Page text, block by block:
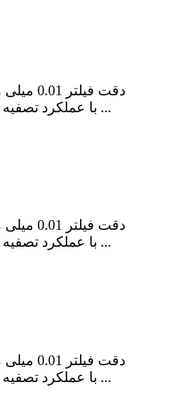
با عملکرد تصفیه آب نوع نصب حوضه عمودی نصب شده نوع دستگیره مشکی تعداد دستگیره دو دسته تعداد سوراخ برای نصب 1 سوراخ خدمات سفارشی به خدمات مشتریان ما بگویید ...
با عملکرد تصفیه آب نوع نصب حوضه عمودی نصب شده نوع دستگیره مشکی تعداد دستگیره دو دسته تعداد سوراخ برای نصب 1 سوراخ خدمات سفارشی به خدمات مشتریان ما بگویید ...
با عملکرد تصفیه آب نوع نصب حوضه عمودی نصب شده نوع دستگیره مشکی تعداد دستگیره دو دسته تعداد سوراخ برای نصب 1 سوراخ خدمات سفارشی به خدمات مشتریان ما بگویید ...